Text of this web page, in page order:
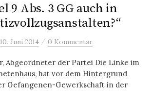
9 Abs. 3 GG auch in
10. Juni 2014 / 0 Kommentar
Abgeordneter der Partei Die Linke im
hat vor dem Hintergrund
Gefangenen-Gewerkschaft in der